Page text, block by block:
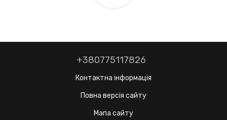
+380775117826
Контактна інформація
Повна версія сайту
Мапа сайту